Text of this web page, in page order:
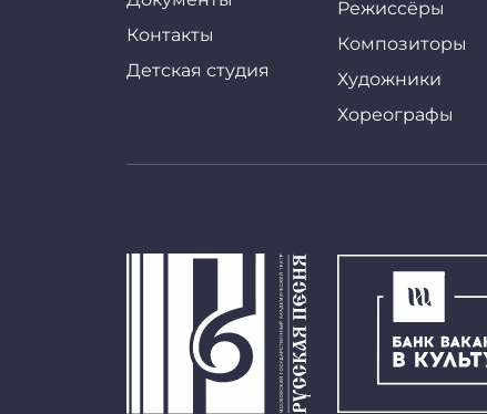
Контакты
Детская студия
Режиссёры
Композиторы
Художники
Хореографы